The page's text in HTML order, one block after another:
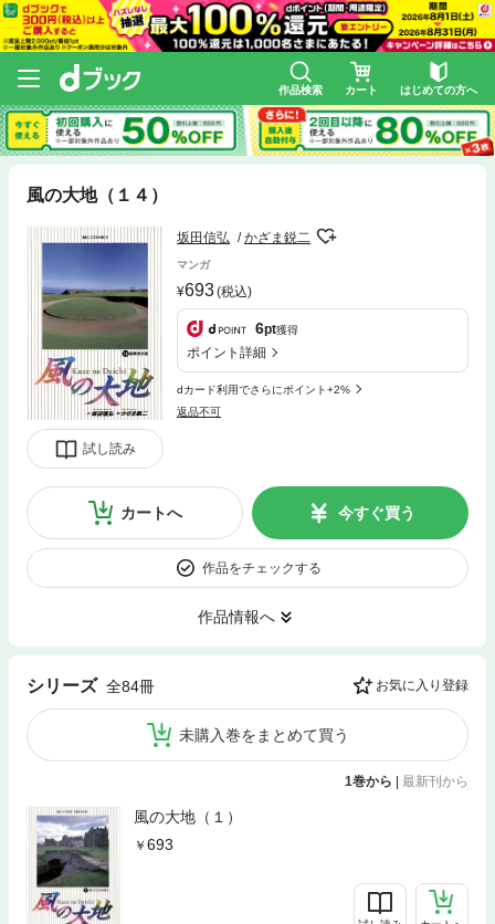
作品検索 カート はじめての方へ
風の大地（１４）
試し読み
坂田信弘 かざま鋭二
マンガ
693(税込)
6pt獲得
ポイント詳細
dカード利用でさらにポイント+2%
返品不可
カートへ 今すぐ買う
作品をチェックする
作品情報へ
シリーズ 全84冊 お気に入り登録
未購入巻をまとめて買う
1巻から | 最新刊から
風の大地（１）
693